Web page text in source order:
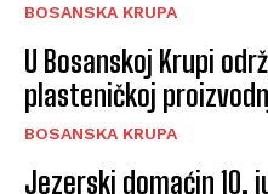
BOSANSKA KRUPA
U Bosanskoj Krupi
plasteničkoj
BOSANSKA KRUPA
Jezerski domaćin 10.